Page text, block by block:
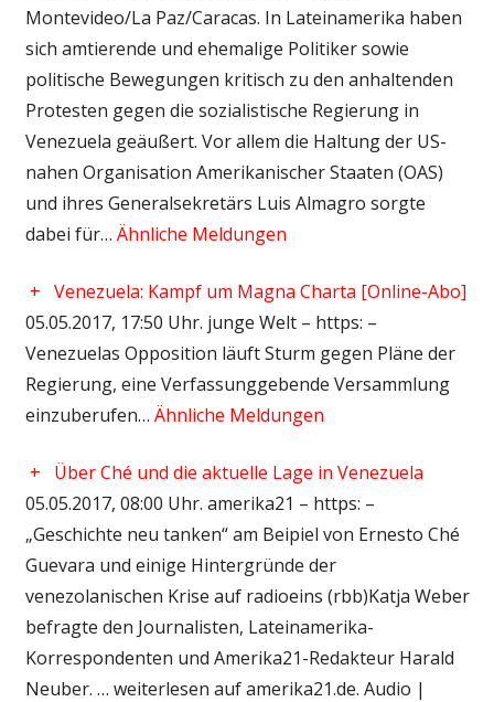
Montevideo/La Paz/Caracas. In Lateinamerika haben
sich amtierende und ehemalige Politiker sowie
politische Bewegungen kritisch zu den anhaltenden
Protesten gegen die sozialistische Regierung in
Venezuela geäußert. Vor allem die Haltung der US-
nahen Organisation Amerikanischer Staaten (OAS)
und ihres Generalsekretärs Luis Almagro sorgte
dabei für… Ähnliche Meldungen
+ Venezuela: Kampf um Magna Charta [Online-Abo]
05.05.2017, 17:50 Uhr. junge Welt – https: –
Venezuelas Opposition läuft Sturm gegen Pläne der
Regierung, eine Verfassunggebende Versammlung
einzuberufen… Ähnliche Meldungen
+
Über Ché und die aktuelle Lage in Venezuela
05.05.2017, 08:00 Uhr. amerika21 – https: –
„Geschichte neu tanken“ am Beipiel von Ernesto Ché
Guevara und einige Hintergründe der
venezolanischen Krise auf radioeins (rbb)Katja Weber
befragte den Journalisten, Lateinamerika-
Korrespondenten und Amerika21-Redakteur Harald
Neuber. … weiterlesen auf amerika21.de. Audio |